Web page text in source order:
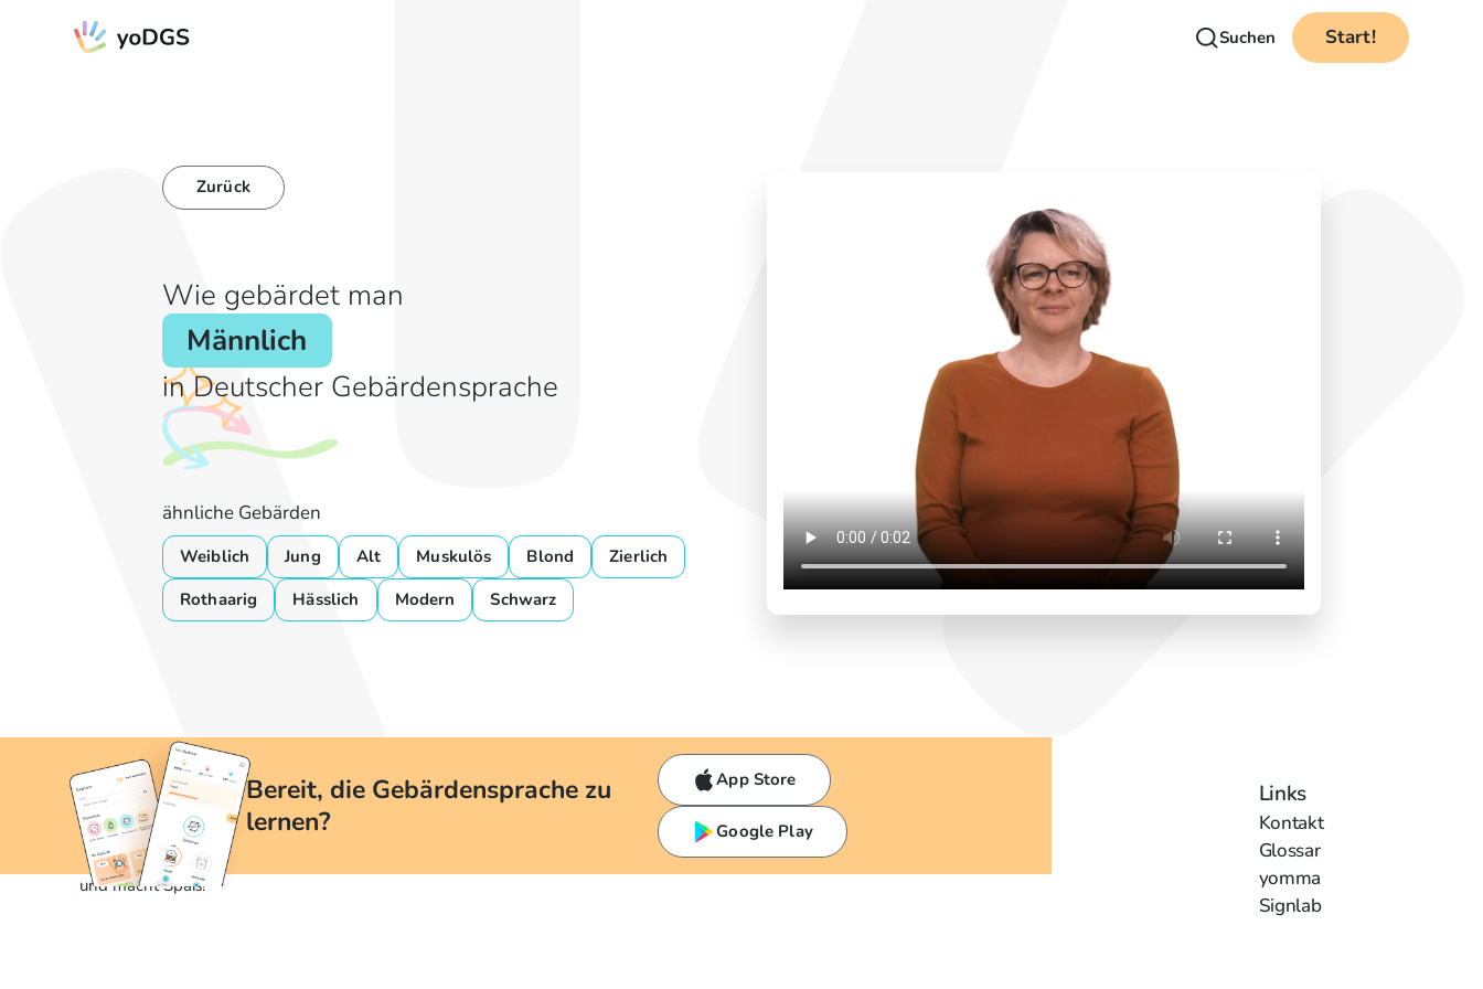
Suchen Start!
Zurück
Wie gebärdet man
Männlich
in Deutscher Gebärdensprache
ähnliche Gebärden
Weiblich Jung Alt Muskulös Blond
Zierlich
Rothaarig
Hässlich Modern Schwarz
Bereit, die Gebärdensprache zu
lernen?
App Store
Google Play
Mit yoDGS ist das Erlernen der Gebärdensprache einfach
und macht Spaß!
Links
Kontakt
Glossar
yomma
Signlab